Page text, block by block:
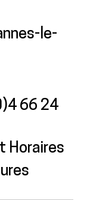
le-
66 24
Horaires